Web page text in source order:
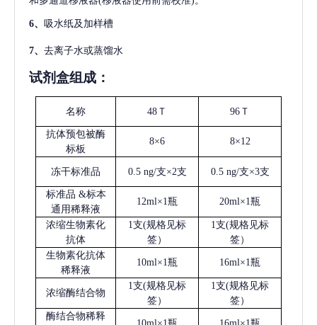
6、 吸水纸及加样槽
7、 去离子水或蒸馏水
试剂盒组成：
名称 48Ｔ 96Ｔ
抗体预包被酶
标板
8×6 8×12
冻干标准品 0.5 ng/支×2支 0.5 ng/支×3支
标准品 &标本
通用稀释液
12ml×1瓶 20ml×1瓶
浓缩生物素化
抗体
1支(规格见标
签）
1支(规格见标
签）
生物素化抗体
稀释液
10ml×1瓶 16ml×1瓶
浓缩酶结合物
1支(规格见标
签）
1支(规格见标
签）
酶结合物稀释